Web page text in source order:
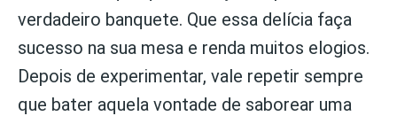
verdadeiro banquete. Que essa delícia faça
sucesso na sua mesa e renda muitos elogios.
Depois de experimentar, vale repetir sempre
que bater aquela vontade de saborear uma